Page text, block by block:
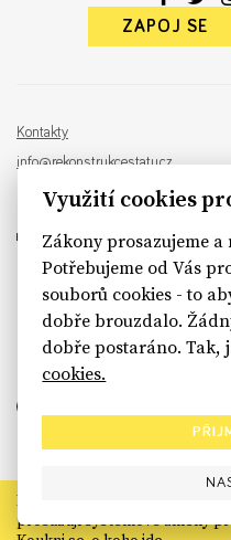
ZAPOJ SE
Kontakty
info@rekonstrukcestatu.cz
Návrh a vývoj: Sinfin , ilustrace:
sinfin.digital
Rekonstrukce státu končí. Její
prosazují systémové změny
Využití cookies
Zákony prosazujeme
Potřebujeme od Vás
souborů cookies - to
dobře brouzdalo.
dobře postaráno. Tak,
cookies.